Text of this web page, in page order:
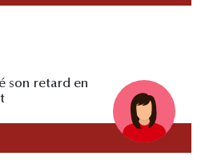
son retard en